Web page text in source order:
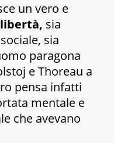
un vero e
sia
sia
paragona
e Thoreau a
pensa infatti
mentale e
che avevano